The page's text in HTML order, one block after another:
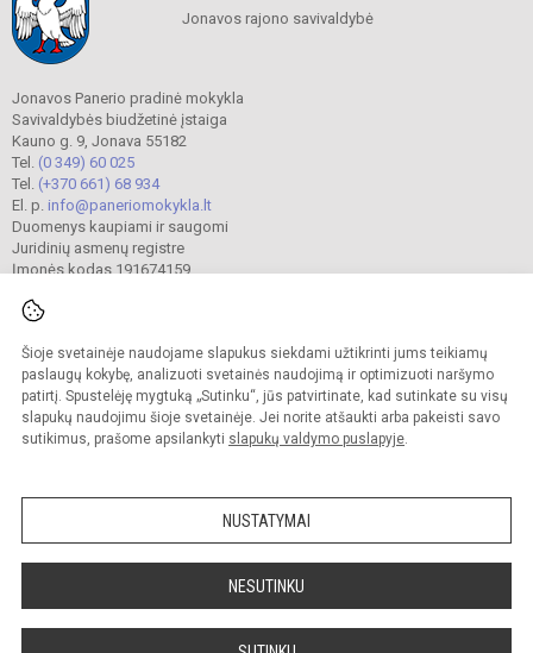
Šioje svetainėje naudojame slapukus siekdami užtikrinti jums teikiamų
paslaugų kokybę, analizuoti svetainės naudojimą ir optimizuoti naršymo
patirtį. Spustelėję mygtuką „Sutinku“, jūs patvirtinate, kad sutinkate su visų
slapukų naudojimu šioje svetainėje. Jei norite atšaukti arba pakeisti savo
sutikimus, prašome apsilankyti slapukų valdymo puslapyje.
NUSTATYMAI
NESUTINKU
Jonavos rajono savivaldybė
Jonavos Panerio pradinė mokykla
Savivaldybės biudžetinė įstaiga
Kauno g. 9, Jonava 55182
Tel. (0 349) 60 025
Tel. (+370 661) 68 934
El. p. info@paneriomokykla.lt
Duomenys kaupiami ir saugomi
Juridinių asmenų registre
Įmonės kodas 191674159
© 2023. Jonavos Panerio pradinė mokykla. Visos teisės saugomos.
Kopijuoti turinį be raštiško įstaigos administracijos sutikimo griežtai draudžiama.
Prieinamumo paraiška Slapukų valdymas
Sumanus būdas atnaujinti